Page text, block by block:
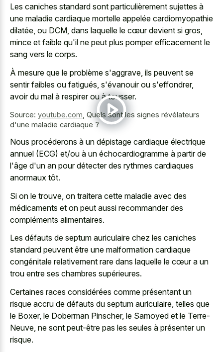
Les caniches standard sont particulièrement sujettes à
une maladie cardiaque mortelle appelée cardiomyopathie
dilatée, ou DCM, dans laquelle le cœur devient si gros,
mince et faible qu'il ne peut plus pomper efficacement le
sang vers le corps.
À mesure que le problème s'aggrave, ils peuvent se
sentir faibles ou fatigués, s'évanouir ou s'effondrer,
avoir du mal à respirer ou à tousser.
Source: youtube.com Quels sont les signes révélateurs
d'une maladie cardiaque ?
Nous procéderons à un dépistage cardiaque électrique
annuel (ECG) et/ou à un échocardiogramme à partir de
l'âge d'un an pour détecter des rythmes cardiaques
anormaux tôt.
Si on le trouve, on traitera cette maladie avec des
médicaments et on peut aussi recommander des
compléments alimentaires.
Les défauts de septum auriculaire chez les caniches
standard peuvent être une malformation cardiaque
congénitale relativement rare dans laquelle le cœur a un
trou entre ses chambres supérieures.
Certaines races considérées comme présentant un
risque accru de défauts du septum auriculaire, telles que
le Boxer, le Doberman Pinscher, le Samoyed et le Terre-
Neuve, ne sont peut-être pas les seules à présenter un
risque.